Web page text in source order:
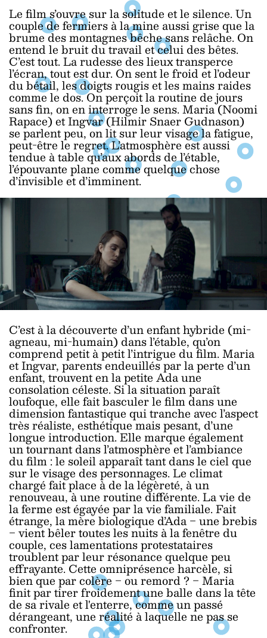
Le film s’ouvre sur la solitude et le silence. Un
couple de fermiers à la mine aussi grise que la
brume des montagnes bêche sans relâche. On
entend le bruit du travail et celui des bêtes.
C’est tout. La rudesse des lieux transperce
l’écran, tout est dur. On sent le froid et l’odeur
du bétail, les doigts rougis et les mains raides
comme le dos. On perçoit la routine de jours
sans fin, on en interroge le sens. Maria (Noomi
Rapace) et Ingvar (Hilmir Snaer Gudnason)
se parlent peu, on lit sur leur visage la fatigue,
peut-être le regret. L’atmosphère est aussi
tendue à table qu’aux abords de l’étable,
l’épouvante plane comme quelque chose
d’invisible et d’imminent.
C’est à la découverte d’un enfant hybride (mi-
agneau, mi-humain) dans l’étable, qu’on
comprend petit à petit l’intrigue du film. Maria
et Ingvar, parents endeuillés par la perte d’un
enfant, trouvent en la petite Ada une
consolation céleste. Si la situation paraît
loufoque, elle fait basculer le film dans une
dimension fantastique qui tranche avec l’aspect
très réaliste, esthétique mais pesant, d’une
longue introduction. Elle marque également
un tournant dans l’atmosphère et l’ambiance
du film : le soleil apparaît tant dans le ciel que
sur le visage des personnages. Le climat
chargé fait place à de la légèreté, à un
renouveau, à une routine différente. La vie de
la ferme est égayée par la vie familiale. Fait
étrange, la mère biologique d’Ada ‒ une brebis
‒ vient bêler toutes les nuits à la fenêtre du
couple, ces lamentations protestataires
troublent par leur résonance quelque peu
effrayante. Cette omniprésence harcèle, si
bien que par colère ‒ ou remord ? ‒ Maria
finit par tirer froidement une balle dans la tête
de sa rivale et l'enterre, comme un passé
dérangeant, une réalité à laquelle ne pas se
confronter.